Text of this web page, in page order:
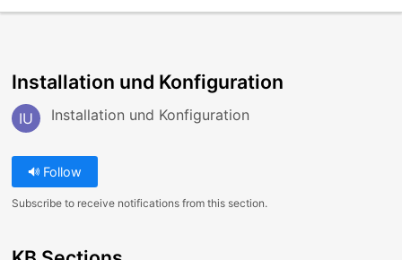
Installation und Konfiguration
IU Installation und Konfiguration
Follow
Subscribe to receive notifications from this section.